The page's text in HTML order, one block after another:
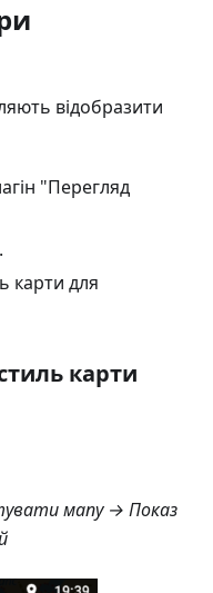
відобразити
"Перегляд
карти для
карти
мапу → Показ